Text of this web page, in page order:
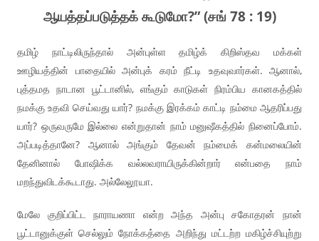
ஆயத்தப்படுத்தக் கூடுமோ?” (சங் 78 : 19)
தமிழ் நாட்டிலிருந்தால் அன்புள்ள தமிழ்க் கிறிஸ்தவ மக்கள்
ஊழியத்தின் பாதையில் அன்புக் கரம் நீட்டி உதவுவார்கள். ஆனால்,
புத்தமத நாடான பூட்டானில், எங்கும் காடுகள் நிரம்பிய கானகத்தில்
நமக்கு உதவி செய்வது யார்? நமக்கு இரக்கம் காட்டி நம்மை ஆதரிப்பது
யார்? ஒருவருமே இல்லை என்றுதான் நாம் மனுஷீகத்தில் நினைப்போம்.
அப்படித்தானே? ஆனால் அங்கும் தேவன் நம்மைக் கன்மலையின்
தேனினால் போஷிக்க வல்லவராயிருக்கின்றார் என்பதை நாம்
மறந்துவிடக்கூடாது. அல்லேலூயா.
மேலே குறிப்பிட்ட நாராயணா என்ற அந்த அன்பு சகோதரன் நான்
பூட்டானுக்குள் செல்லும் நோக்கத்தை அறிந்து மட்டற்ற மகிழ்ச்சியுற்று